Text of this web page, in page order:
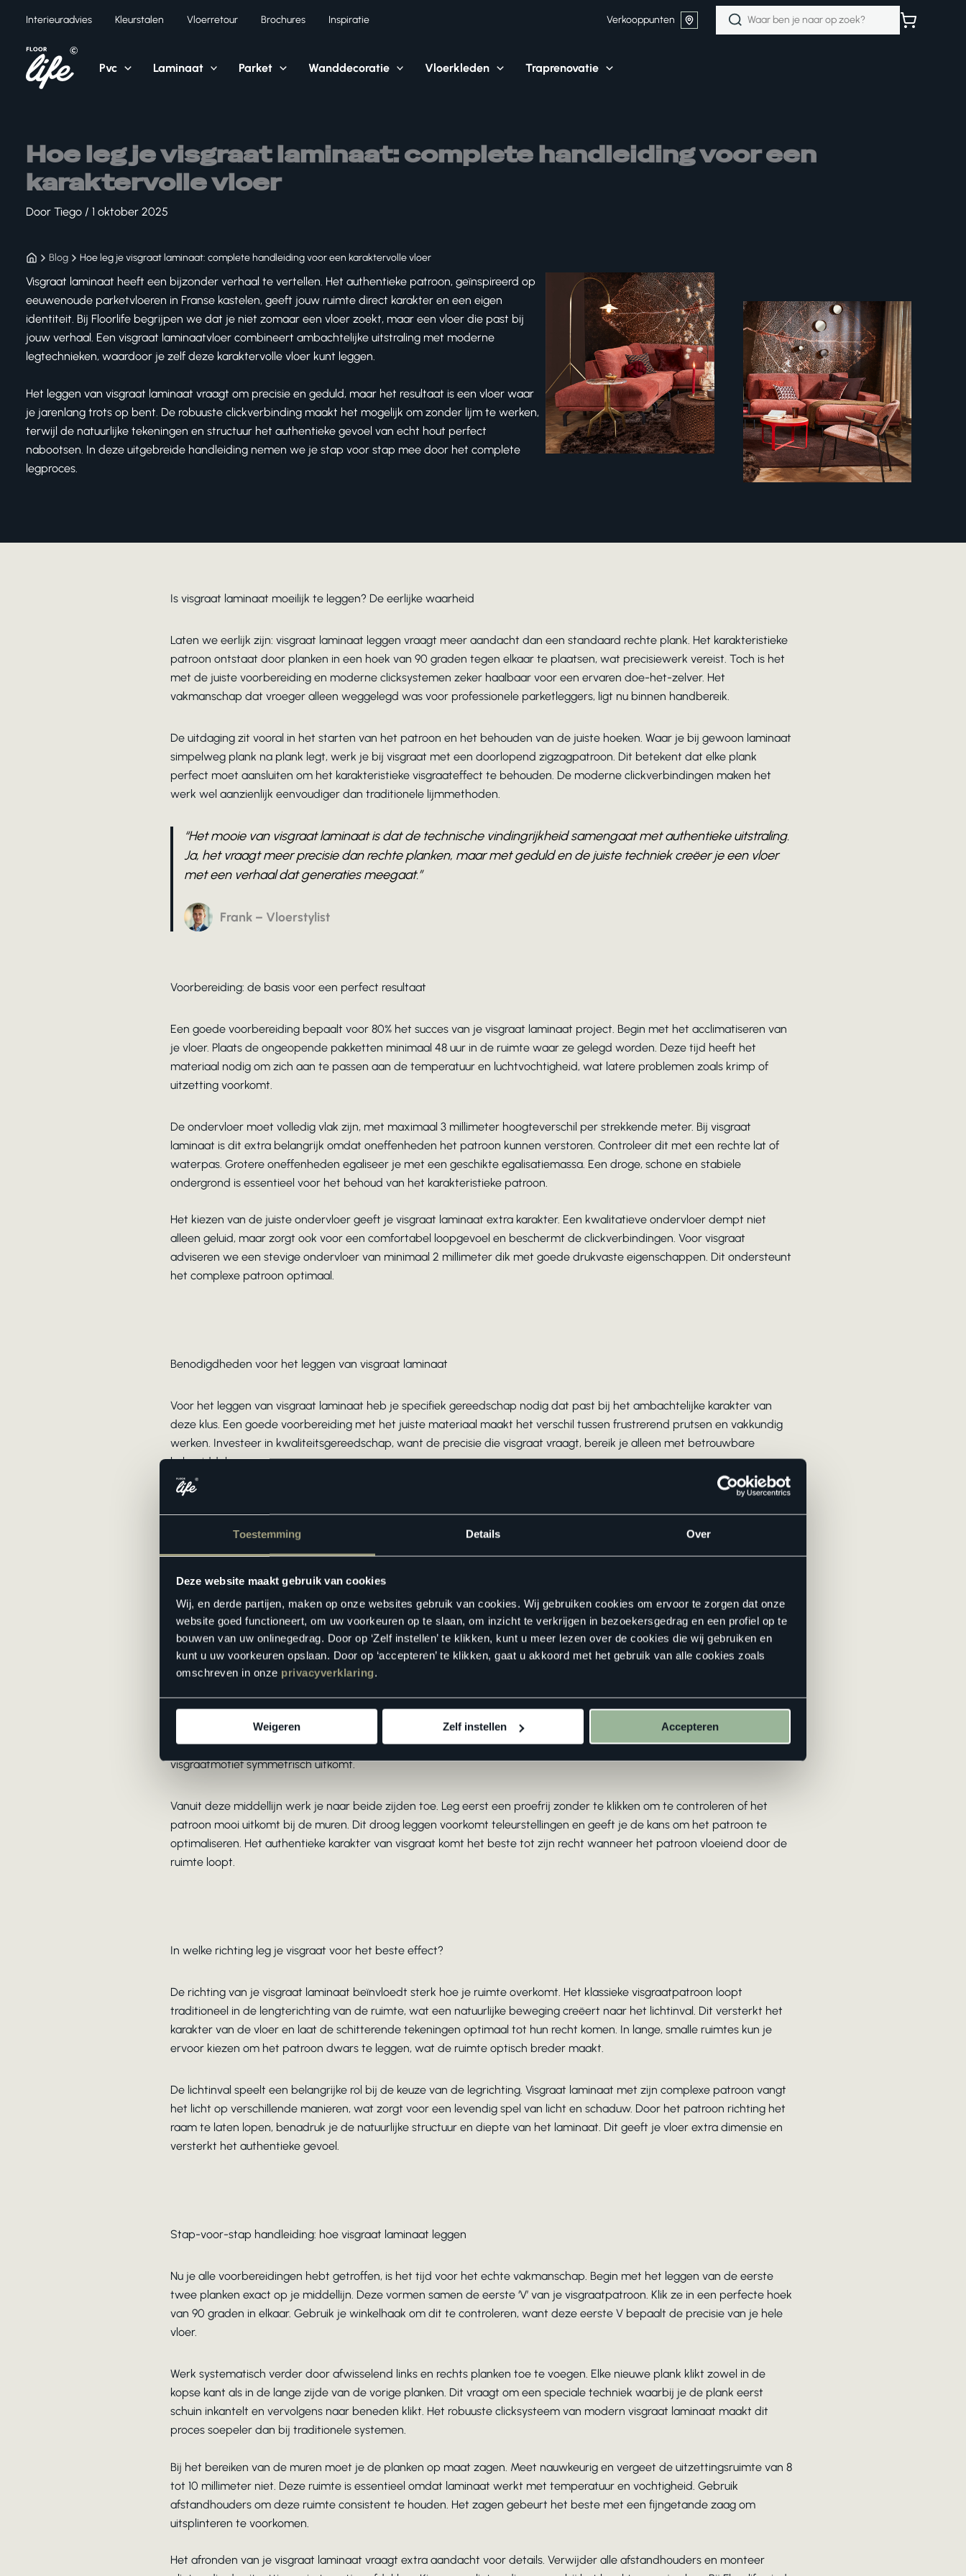
Toestemming Details Over
Deze website maakt gebruik van cookies
Wij, en derde partijen, maken op onze websites gebruik van cookies. Wij gebruiken cookies om ervoor te zorgen dat onze
website goed functioneert, om uw voorkeuren op te slaan, om inzicht te verkrijgen in bezoekersgedrag en een profiel op te
bouwen van uw onlinegedrag. Door op ‘Zelf instellen’ te klikken, kunt u meer lezen over de cookies die wij gebruiken en
kunt u uw voorkeuren opslaan. Door op ‘accepteren’ te klikken, gaat u akkoord met het gebruik van alle cookies zoals
omschreven in onze privacyverklaring.
Weigeren Zelf instellen Accepteren
inhoud
Interieuradvies Kleurstalen Vloerretour Brochures Inspiratie Verkooppunten
Zoeken
naar:
Pvc Laminaat Parket Wanddecoratie Vloerkleden Traprenovatie
Hoe leg je visgraat laminaat: complete handleiding voor een
karaktervolle vloer
Door Tiego / 1 oktober 2025
Blog Hoe leg je visgraat laminaat: complete handleiding voor een karaktervolle vloer
Visgraat laminaat heeft een bijzonder verhaal te vertellen. Het authentieke patroon, geïnspireerd op
eeuwenoude parketvloeren in Franse kastelen, geeft jouw ruimte direct karakter en een eigen
identiteit. Bij Floorlife begrijpen we dat je niet zomaar een vloer zoekt, maar een vloer die past bij
jouw verhaal. Een visgraat laminaatvloer combineert ambachtelijke uitstraling met moderne
legtechnieken, waardoor je zelf deze karaktervolle vloer kunt leggen.
Het leggen van visgraat laminaat vraagt om precisie en geduld, maar het resultaat is een vloer waar
je jarenlang trots op bent. De robuuste clickverbinding maakt het mogelijk om zonder lijm te werken,
terwijl de natuurlijke tekeningen en structuur het authentieke gevoel van echt hout perfect
nabootsen. In deze uitgebreide handleiding nemen we je stap voor stap mee door het complete
legproces.
Is visgraat laminaat moeilijk te leggen? De eerlijke waarheid
Laten we eerlijk zijn: visgraat laminaat leggen vraagt meer aandacht dan een standaard rechte plank. Het karakteristieke
patroon ontstaat door planken in een hoek van 90 graden tegen elkaar te plaatsen, wat precisiewerk vereist. Toch is het
met de juiste voorbereiding en moderne clicksystemen zeker haalbaar voor een ervaren doe-het-zelver. Het
vakmanschap dat vroeger alleen weggelegd was voor professionele parketleggers, ligt nu binnen handbereik.
De uitdaging zit vooral in het starten van het patroon en het behouden van de juiste hoeken. Waar je bij gewoon laminaat
simpelweg plank na plank legt, werk je bij visgraat met een doorlopend zigzagpatroon. Dit betekent dat elke plank
perfect moet aansluiten om het karakteristieke visgraateffect te behouden. De moderne clickverbindingen maken het
werk wel aanzienlijk eenvoudiger dan traditionele lijmmethoden.
“Het mooie van visgraat laminaat is dat de technische vindingrijkheid samengaat met authentieke uitstraling.
Ja, het vraagt meer precisie dan rechte planken, maar met geduld en de juiste techniek creëer je een vloer
met een verhaal dat generaties meegaat.”
Frank – Vloerstylist
Voorbereiding: de basis voor een perfect resultaat
Een goede voorbereiding bepaalt voor 80% het succes van je visgraat laminaat project. Begin met het acclimatiseren van
je vloer. Plaats de ongeopende pakketten minimaal 48 uur in de ruimte waar ze gelegd worden. Deze tijd heeft het
materiaal nodig om zich aan te passen aan de temperatuur en luchtvochtigheid, wat latere problemen zoals krimp of
uitzetting voorkomt.
De ondervloer moet volledig vlak zijn, met maximaal 3 millimeter hoogteverschil per strekkende meter. Bij visgraat
laminaat is dit extra belangrijk omdat oneffenheden het patroon kunnen verstoren. Controleer dit met een rechte lat of
waterpas. Grotere oneffenheden egaliseer je met een geschikte egalisatiemassa. Een droge, schone en stabiele
ondergrond is essentieel voor het behoud van het karakteristieke patroon.
Het kiezen van de juiste ondervloer geeft je visgraat laminaat extra karakter. Een kwalitatieve ondervloer dempt niet
alleen geluid, maar zorgt ook voor een comfortabel loopgevoel en beschermt de clickverbindingen. Voor visgraat
adviseren we een stevige ondervloer van minimaal 2 millimeter dik met goede drukvaste eigenschappen. Dit ondersteunt
het complexe patroon optimaal.
Benodigdheden voor het leggen van visgraat laminaat
Voor het leggen van visgraat laminaat heb je specifiek gereedschap nodig dat past bij het ambachtelijke karakter van
deze klus. Een goede voorbereiding met het juiste materiaal maakt het verschil tussen frustrerend prutsen en vakkundig
werken. Investeer in kwaliteitsgereedschap, want de precisie die visgraat vraagt, bereik je alleen met betrouwbare
hulpmiddelen.
beschadigen. Verder werk je met afstandhouders van 8 tot 10 millimeter voor de noodzakelijke uitzettingsruimte, een
rolmaat, potlood, winkelhaak en een rubberen hamer. Een laminaatsnijder kan het werk versnellen, vooral bij rechte
snedes.
Waar begin je met visgraat leggen? Het startpunt bepalen
Het startpunt van je visgraat laminaat bepaalt het hele verdere verloop. Begin altijd vanuit het midden van de ruimte, niet
vanaf de muur zoals bij gewoon laminaat. Trek met krijt of een potlood een rechte lijn door het midden van de kamer,
evenwijdig aan de langste muur. Deze middellijn wordt je referentiepunt voor het hele patroon en zorgt ervoor dat het
visgraatmotief symmetrisch uitkomt.
Vanuit deze middellijn werk je naar beide zijden toe. Leg eerst een proefrij zonder te klikken om te controleren of het
patroon mooi uitkomt bij de muren. Dit droog leggen voorkomt teleurstellingen en geeft je de kans om het patroon te
optimaliseren. Het authentieke karakter van visgraat komt het beste tot zijn recht wanneer het patroon vloeiend door de
ruimte loopt.
In welke richting leg je visgraat voor het beste effect?
De richting van je visgraat laminaat beïnvloedt sterk hoe je ruimte overkomt. Het klassieke visgraatpatroon loopt
traditioneel in de lengterichting van de ruimte, wat een natuurlijke beweging creëert naar het lichtinval. Dit versterkt het
karakter van de vloer en laat de schitterende tekeningen optimaal tot hun recht komen. In lange, smalle ruimtes kun je
ervoor kiezen om het patroon dwars te leggen, wat de ruimte optisch breder maakt.
De lichtinval speelt een belangrijke rol bij de keuze van de legrichting. Visgraat laminaat met zijn complexe patroon vangt
het licht op verschillende manieren, wat zorgt voor een levendig spel van licht en schaduw. Door het patroon richting het
raam te laten lopen, benadruk je de natuurlijke structuur en diepte van het laminaat. Dit geeft je vloer extra dimensie en
versterkt het authentieke gevoel.
Stap-voor-stap handleiding: hoe visgraat laminaat leggen
Nu je alle voorbereidingen hebt getroffen, is het tijd voor het echte vakmanschap. Begin met het leggen van de eerste
twee planken exact op je middellijn. Deze vormen samen de eerste ‘V’ van je visgraatpatroon. Klik ze in een perfecte hoek
van 90 graden in elkaar. Gebruik je winkelhaak om dit te controleren, want deze eerste V bepaalt de precisie van je hele
vloer.
Werk systematisch verder door afwisselend links en rechts planken toe te voegen. Elke nieuwe plank klikt zowel in de
kopse kant als in de lange zijde van de vorige planken. Dit vraagt om een speciale techniek waarbij je de plank eerst
schuin inkantelt en vervolgens naar beneden klikt. Het robuuste clicksysteem van modern visgraat laminaat maakt dit
proces soepeler dan bij traditionele systemen.
Bij het bereiken van de muren moet je de planken op maat zagen. Meet nauwkeurig en vergeet de uitzettingsruimte van 8
tot 10 millimeter niet. Deze ruimte is essentieel omdat laminaat werkt met temperatuur en vochtigheid. Gebruik
afstandhouders om deze ruimte consistent te houden. Het zagen gebeurt het beste met een fijngetande zaag om
uitsplinteren te voorkomen.
Het afronden van je visgraat laminaat vraagt extra aandacht voor details. Verwijder alle afstandhouders en monteer